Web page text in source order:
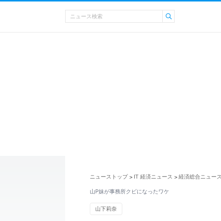
ニューストップ > IT 経済ニュース > 経済総合ニュー
山P妹が事務所クビになったワケ
山下莉奈